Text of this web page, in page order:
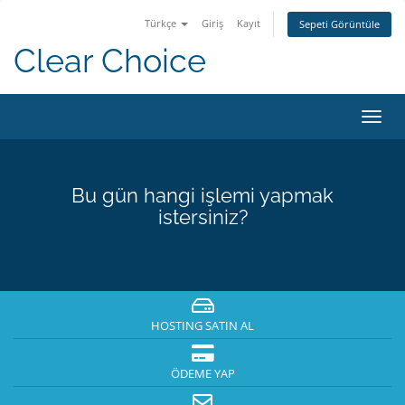
Türkçe Giriş Kayıt Sepeti Görüntüle
Clear Choice
Bu gün hangi işlemi yapmak
istersiniz?
HOSTING SATIN AL
ÖDEME YAP